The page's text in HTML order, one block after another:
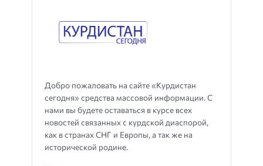
Добро пожаловать на сайте «Курдистан
сегодня» средства массовой информации. С
нами вы будете оставаться в курсе всех
новостей связанных с курдской диаспорой,
как в странах СНГ и Европы, а так же на
исторической родине.